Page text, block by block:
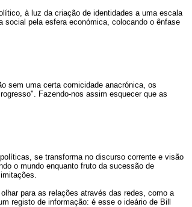
à luz da criação de identidades a uma escala
pela esfera económica, colocando o ênfase
sem uma certa comicidade anacrónica, os
Fazendo-nos assim esquecer que as
se transforma no discurso corrente e visão
o mundo enquanto fruto da sucessão de
para as relações através das redes, como a
registo de informação: é esse o ideário de Bill